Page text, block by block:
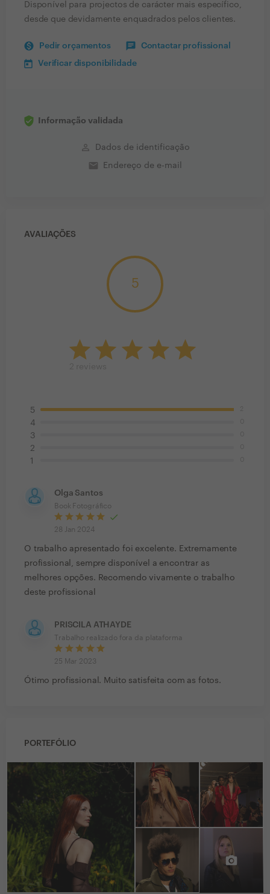
Disponível para projectos de carácter mais específico,
desde que devidamente enquadrados pelos clientes.
Pedir orçamentos Contactar profissional
Verificar disponibilidade
Informação validada
perm_identity Dados de identificação
email Endereço de e-mail
AVALIAÇÕES
5
5
4
3
2
1
Olga Santos
Book Fotográfico
28 Jan 2024
O trabalho apresentado foi excelente. Extremamente
profissional, sempre disponível a encontrar as
melhores opções. Recomendo vivamente o trabalho
deste profissional
PRISCILA ATHAYDE
Trabalho realizado fora da plataforma
25 Mar 2023
Ótimo profissional. Muito satisfeita com as fotos.
PORTEFÓLIO